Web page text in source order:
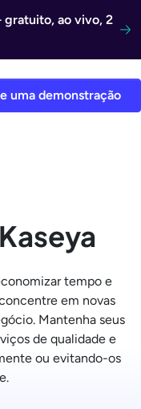
ao vivo, 2
uma demonstração
tempo e
em novas
Mantenha seus
de qualidade e
ou evitando-os